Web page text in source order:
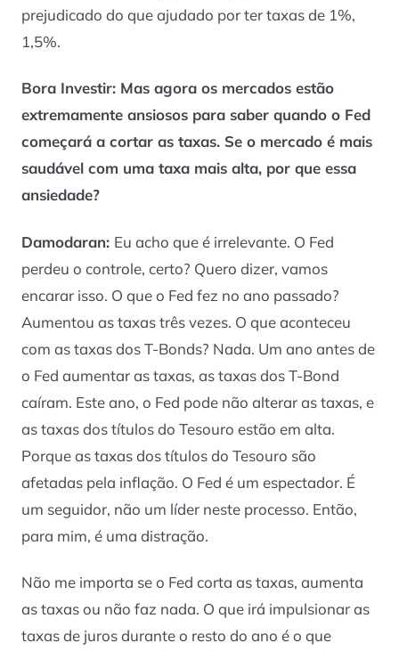
prejudicado do que ajudado por ter taxas de 1%,
1,5%.
Bora Investir: Mas agora os mercados estão
extremamente ansiosos para saber quando o Fed
começará a cortar as taxas. Se o mercado é mais
saudável com uma taxa mais alta, por que essa
ansiedade?
Damodaran: Eu acho que é irrelevante. O Fed
perdeu o controle, certo? Quero dizer, vamos
encarar isso. O que o Fed fez no ano passado?
Aumentou as taxas três vezes. O que aconteceu
com as taxas dos T-Bonds? Nada. Um ano antes de
o Fed aumentar as taxas, as taxas dos T-Bond
caíram. Este ano, o Fed pode não alterar as taxas, e
as taxas dos títulos do Tesouro estão em alta.
Porque as taxas dos títulos do Tesouro são
afetadas pela inflação. O Fed é um espectador. É
um seguidor, não um líder neste processo. Então,
para mim, é uma distração.
Não me importa se o Fed corta as taxas, aumenta
as taxas ou não faz nada. O que irá impulsionar as
taxas de juros durante o resto do ano é o que